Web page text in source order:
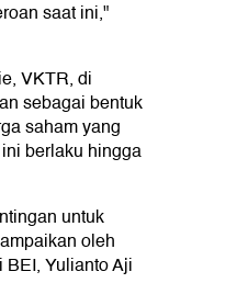
saat ini,"
VKTR, di
sebagai bentuk
saham yang
berlaku hingga
untuk
oleh
Yulianto Aji